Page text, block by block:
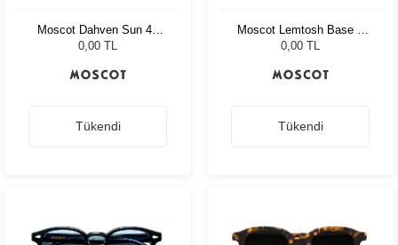
Moscot Dahven Sun 47
Black Chestnut Fade
0,00 TL
Tükendi
Moscot Lemtosh Base 2
Black 46 Amber
0,00 TL
Tükendi